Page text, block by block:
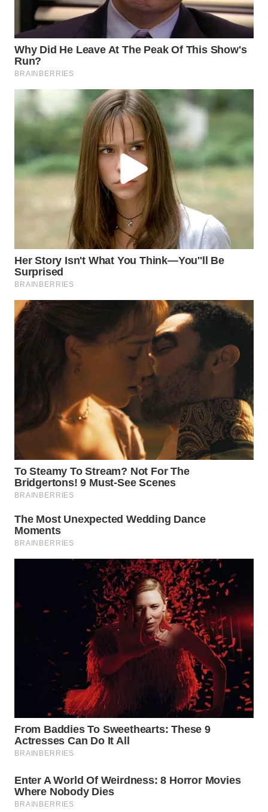
WN
INDRAMAYU
WN
KUNINGAN
MAJALENGKA
SUBANG
PURWAKARTA
WN
PRIANGAN
TIMUR
WN
BOROBUDUR
WN
MADURA
SURABAYA
BINTAN
MANDALIKA
WN
LABUANBAJO
WN
BORNEO